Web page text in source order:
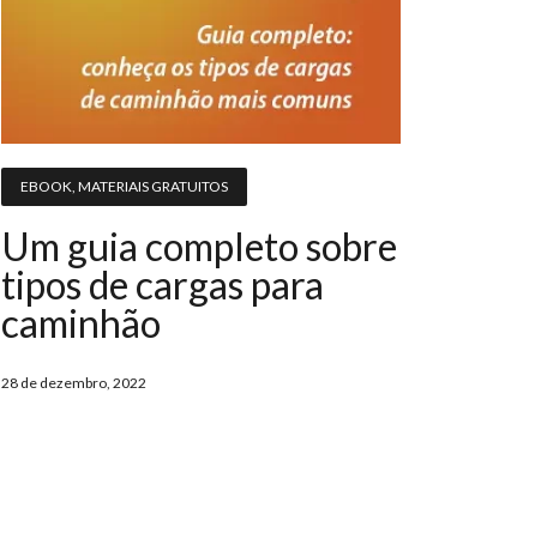
EBOOK MATERIAIS GRATUITOS
Um guia completo sobre
tipos de cargas para
caminhão
28 de dezembro, 2022